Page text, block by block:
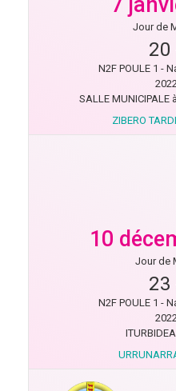
Jour de
20
N2F POULE 1 -
SALLE MUNICIPALE
ZIBERO
10
Jour de
23
N2F POULE 1 -